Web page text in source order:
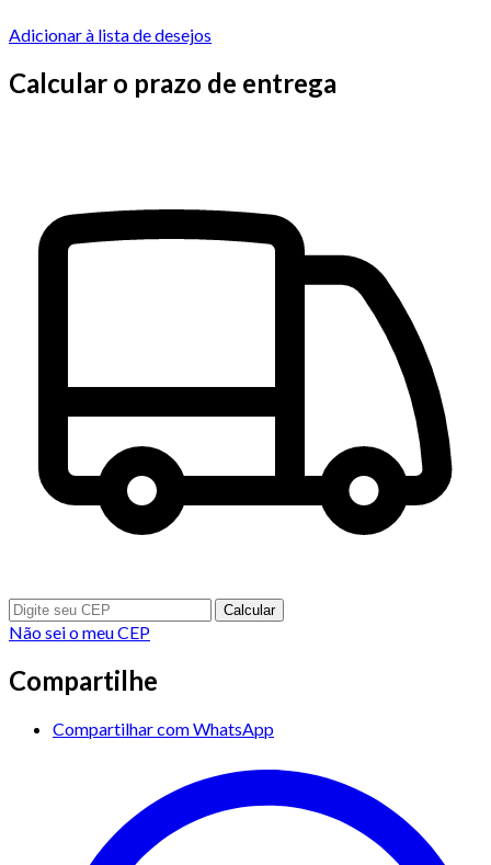
Adicionar à lista de desejos
Calcular o prazo de entrega
Calcular
Não sei o meu CEP
Compartilhe
Compartilhar com WhatsApp